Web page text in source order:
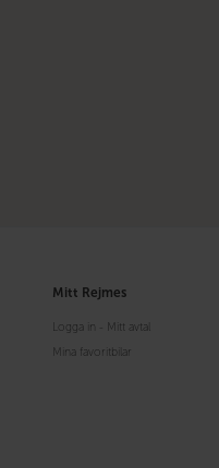
Mitt Rejmes
Logga in - Mitt avtal
Mina favoritbilar